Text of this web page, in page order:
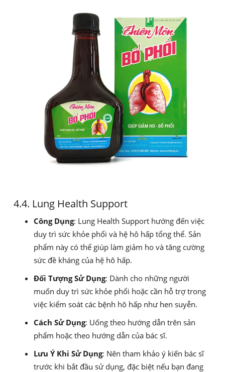
4.4. Lung Health Support
Công Dụng: Lung Health Support hướng đến việc
duy trì sức khỏe phổi và hệ hô hấp tổng thể. Sản
phẩm này có thể giúp làm giảm ho và tăng cường
sức đề kháng của hệ hô hấp.
Đối Tượng Sử Dụng: Dành cho những người
muốn duy trì sức khỏe phổi hoặc cần hỗ trợ trong
việc kiểm soát các bệnh hô hấp như hen suyễn.
Cách Sử Dụng: Uống theo hướng dẫn trên sản
phẩm hoặc theo hướng dẫn của bác sĩ.
Lưu Ý Khi Sử Dụng: Nên tham khảo ý kiến bác sĩ
trước khi bắt đầu sử dụng, đặc biệt nếu bạn đang